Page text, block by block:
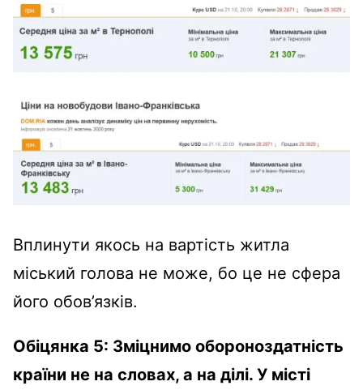
Вплинути якось на вартість житла
міський голова не може, бо це не сфера
його обов’язків.
Обіцянка 5: Зміцнимо обороноздатність
країни не на словах, а на ділі. У місті